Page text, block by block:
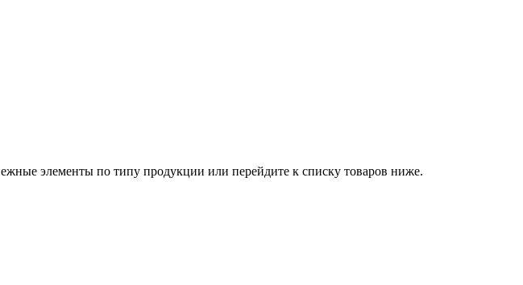
элементы по типу продукции или перейдите к списку товаров ниже.